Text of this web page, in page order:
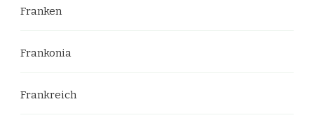
Franken
Frankonia
Frankreich